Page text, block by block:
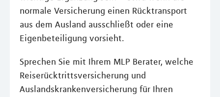
normale Versicherung einen Rücktransport
aus dem Ausland ausschließt oder eine
Eigenbeteiligung vorsieht.
Sprechen Sie mit Ihrem MLP Berater, welche
Reiserücktrittsversicherung und
Auslandskrankenversicherung für Ihren